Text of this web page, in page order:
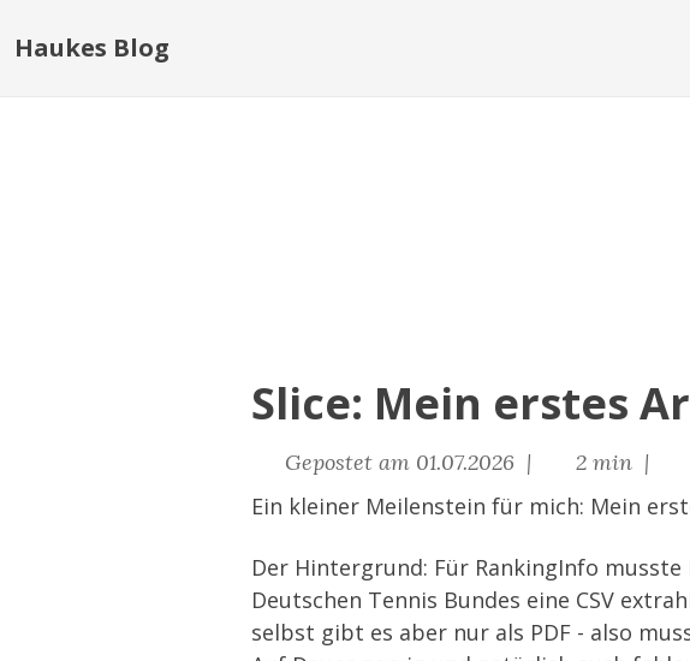
Haukes Blog
Slice: Mein erstes
Gepostet am 01.07.2026 | 2 min |
Ein kleiner Meilenstein für mich: Mein
Der Hintergrund: Für RankingInfo musste
Deutschen Tennis Bundes eine CSV
selbst gibt es aber nur als PDF - also